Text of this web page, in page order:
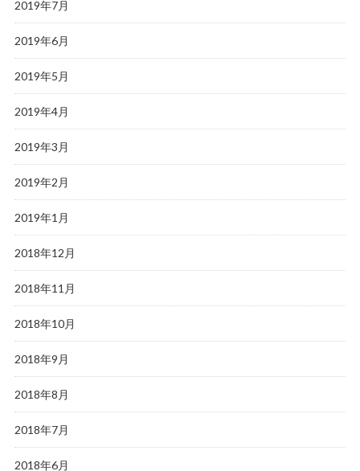
2019年7月
2019年6月
2019年5月
2019年4月
2019年3月
2019年2月
2019年1月
2018年12月
2018年11月
2018年10月
2018年9月
2018年8月
2018年7月
2018年6月